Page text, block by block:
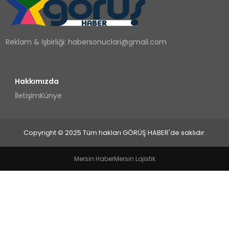
TEKNOLOJI
YAŞAM
Reklam & İşbirliği:habersonuclari@gmail.com
Hakkımızda
İletişimKünye
Copyright © 2025 Tüm hakları GÖRÜŞ HABER'de saklıdır.
Mersin HaberMersin Lojistik